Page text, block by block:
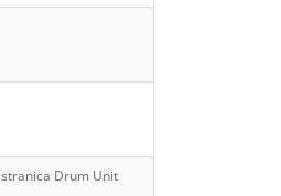
stranica Drum Unit